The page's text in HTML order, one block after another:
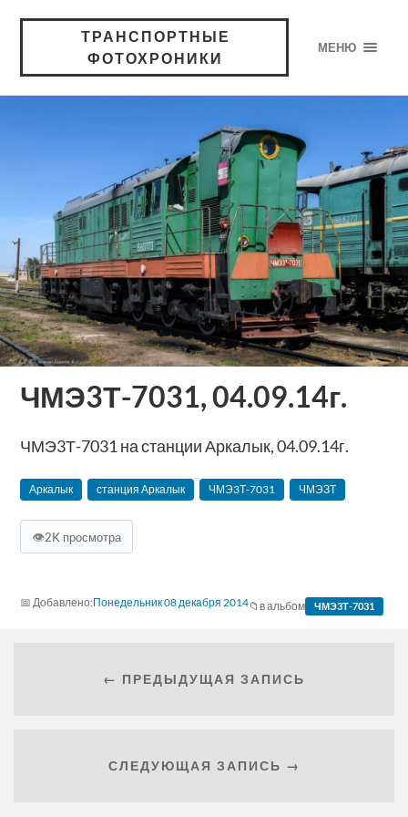
ТРАНСПОРТНЫЕ
ФОТОХРОНИКИ
МЕНЮ
ЧМЭ3Т-7031, 04.09.14г.
ЧМЭ3Т-7031 на станции Аркалык, 04.09.14г.
Аркалык станция Аркалык ЧМЭ3Т-7031 ЧМЭЗТ
👁2K просмотра
Понедельник 08 декабря 2014 в альбом ЧМЭ3Т-7031
← ПРЕДЫДУЩАЯ ЗАПИСЬ
СЛЕДУЮЩАЯ ЗАПИСЬ →